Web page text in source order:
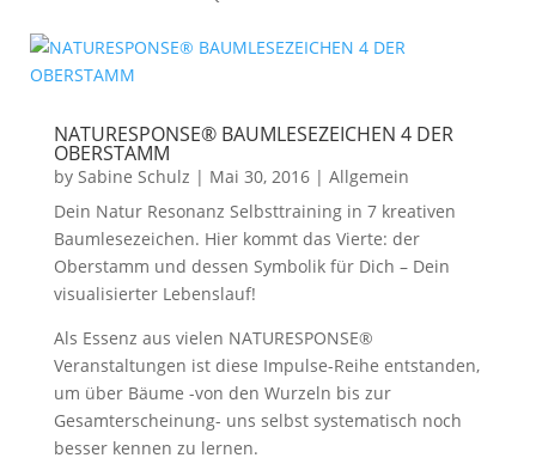
NATURESPONSE® BAUMLESEZEICHEN 4 DER
OBERSTAMM
by Sabine Schulz | Mai 30, 2016| Allgemein
Dein Natur Resonanz Selbsttraining in 7 kreativen
Baumlesezeichen. Hier kommt das Vierte: der
Oberstamm und dessen Symbolik für Dich – Dein
visualisierter Lebenslauf!
Als Essenz aus vielen NATURESPONSE®
Veranstaltungen ist diese Impulse-Reihe entstanden,
um über Bäume -von den Wurzeln bis zur
Gesamterscheinung- uns selbst systematisch noch
besser kennen zu lernen.